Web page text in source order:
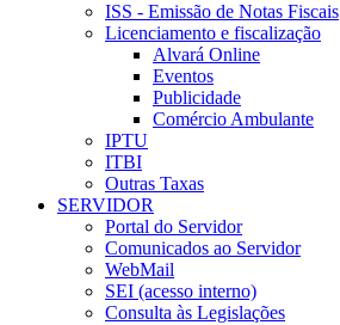
ISS - Emissão de Notas Fiscais
Licenciamento e fiscalização
Alvará Online
Eventos
Publicidade
Comércio Ambulante
IPTU
ITBI
Outras Taxas
SERVIDOR
Portal do Servidor
Comunicados ao Servidor
WebMail
SEI (acesso interno)
Consulta às Legislações